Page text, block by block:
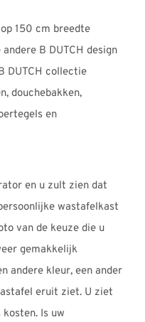
150 cm breedte
B DUTCH design
DUTCH collectie
douchebakken,
en
en u zult zien dat
wastafelkast
van de keuze die u
gemakkelijk
andere kleur, een ander
eruit ziet. U ziet
Is uw